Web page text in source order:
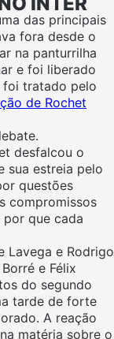
das principais
fora desde o
na panturrilha
e foi liberado
foi tratado pelo
de Rochet
desfalcou o
sua estreia pelo
questões
compromissos
que cada
Lavega e Rodrigo
e Félix
do segundo
tarde de forte
A reação
matéria sobre o